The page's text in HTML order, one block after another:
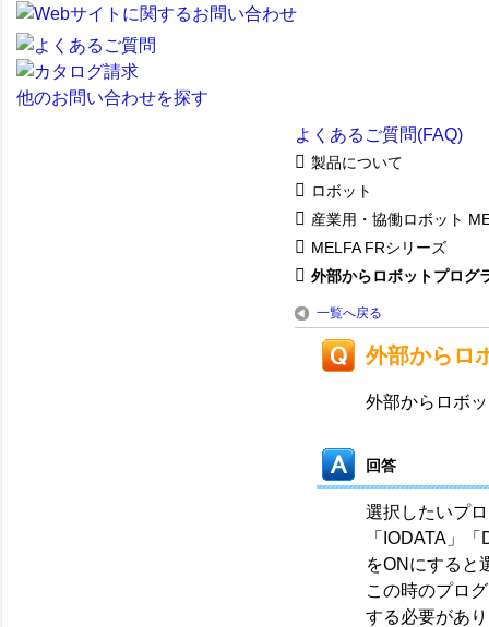
他のお問い合わせを探す
よくあるご質問(FAQ)
製品について
ロボット
産業用・協働ロボット
MELFA FRシリーズ
外部からロボットプログ
一覧へ戻る
外部からロ
外部からロボ
回答
選択したいプ
「IODATA」
をONにすると
この時のプロ
する必要があ